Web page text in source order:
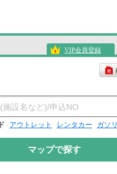
VIP会員登録
アウトレット レンタカー ガソ
マップで探す